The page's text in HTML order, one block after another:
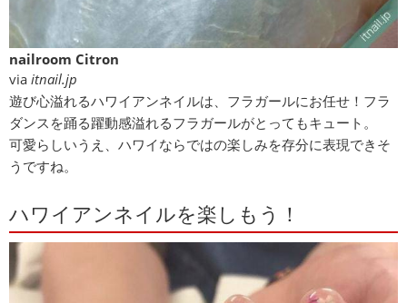
nailroom Citron
via itnail.jp
遊び心溢れるハワイアンネイルは、フラガールにお任せ！フラ
ダンスを踊る躍動感溢れるフラガールがとってもキュート。
可愛らしいうえ、ハワイならではの楽しみを存分に表現できそ
うですね。
ハワイアンネイルを楽しもう！